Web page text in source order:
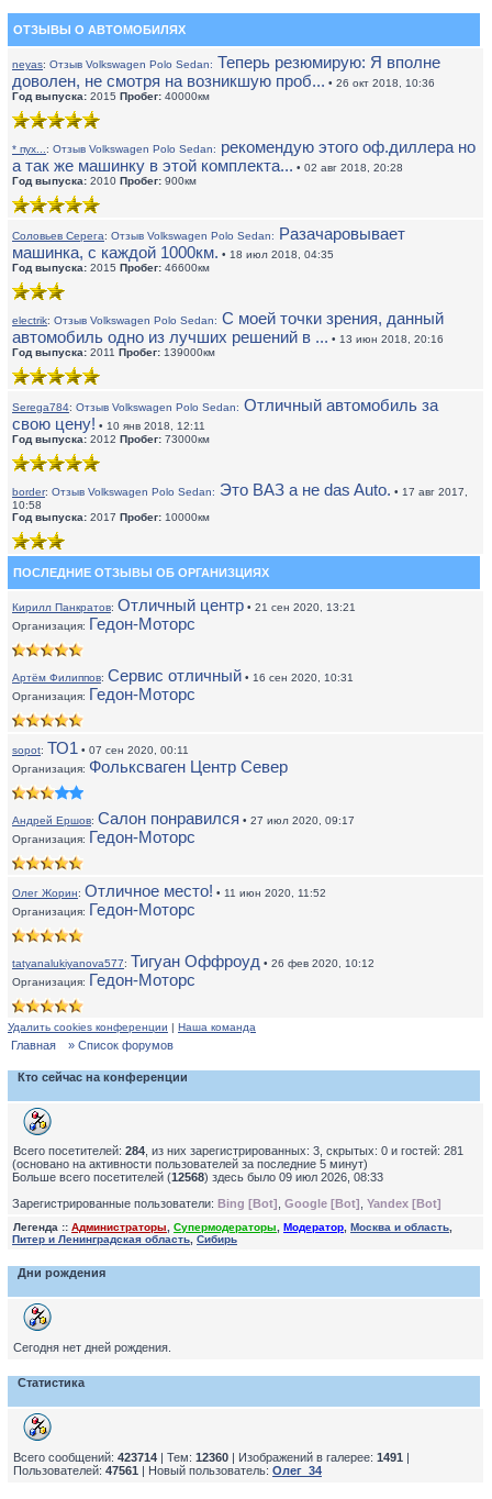
ОТЗЫВЫ О АВТОМОБИЛЯХ
neyas: Отзыв Volkswagen Polo Sedan: Теперь резюмирую: Я вполне
доволен, не смотря на возникшую проб... • 26 окт 2018, 10:36
Год выпуска: 2015 Пробег: 40000км
* пух... : Отзыв Volkswagen Polo Sedan: рекомендую этого оф.диллера но
а так же машинку в этой комплекта... • 02 авг 2018, 20:28
Год выпуска: 2010 Пробег: 900км
Соловьев Серега: Отзыв Volkswagen Polo Sedan: Разачаровывает
машинка, с каждой 1000км. • 18 июл 2018, 04:35
Год выпуска: 2015 Пробег: 46600км
electrik: Отзыв Volkswagen Polo Sedan: С моей точки зрения, данный
автомобиль одно из лучших решений в ... • 13 июн 2018, 20:16
Год выпуска: 2011 Пробег: 139000км
Serega784: Отзыв Volkswagen Polo Sedan: Отличный автомобиль за
свою цену! • 10 янв 2018, 12:11
Год выпуска: 2012 Пробег: 73000км
border: Отзыв Volkswagen Polo Sedan: Это ВАЗ а не das Auto. • 17 авг 2017,
10:58
Год выпуска: 2017 Пробег: 10000км
ПОСЛЕДНИЕ ОТЗЫВЫ ОБ ОРГАНИЗЦИЯХ
Кирилл Панкратов: Отличный центр • 21 сен 2020, 13:21
Организация: Гедон-Моторс
Артём Филиппов: Сервис отличный • 16 сен 2020, 10:31
Организация: Гедон-Моторс
sopot: ТО1 • 07 сен 2020, 00:11
Организация: Фольксваген Центр Север
Андрей Ершов: Салон понравился • 27 июл 2020, 09:17
Организация: Гедон-Моторс
Олег Жорин: Отличное место! • 11 июн 2020, 11:52
Организация: Гедон-Моторс
tatyanalukiyanova577: Тигуан Оффроуд • 26 фев 2020, 10:12
Организация: Гедон-Моторс
Удалить cookies конференции | Наша команда
Главная » Список форумов
Кто сейчас на конференции
Всего посетителей: 284 , из них зарегистрированных: 3, скрытых: 0 и гостей: 281
(основано на активности пользователей за последние 5 минут)
Больше всего посетителей (12568) здесь было 09 июл 2026, 08:33
Зарегистрированные пользователи: Bing [Bot] Google [Bot] Yandex [Bot]
Легенда :: Администраторы Супермодераторы Модератор Москва и область
Питер и Ленинградская область Сибирь
Дни рождения
Сегодня нет дней рождения.
Статистика
Всего сообщений: 423714 | Тем: 12360 | Изображений в галерее: 1491 |
Пользователей: 47561 | Новый пользователь: Олег_34